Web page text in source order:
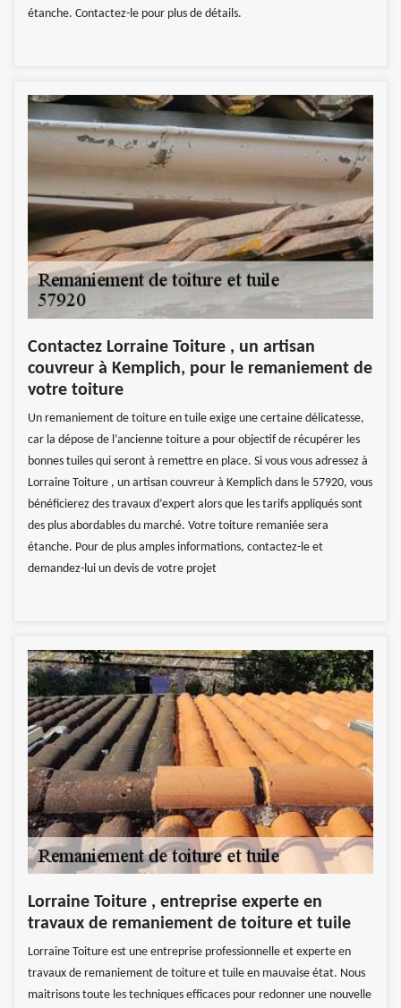
étanche. Contactez-le pour plus de détails.
Contactez Lorraine Toiture , un artisan
couvreur à Kemplich, pour le remaniement de
votre toiture
Un remaniement de toiture en tuile exige une certaine délicatesse,
car la dépose de l’ancienne toiture a pour objectif de récupérer les
bonnes tuiles qui seront à remettre en place. Si vous vous adressez à
Lorraine Toiture , un artisan couvreur à Kemplich dans le 57920, vous
bénéficierez des travaux d’expert alors que les tarifs appliqués sont
des plus abordables du marché. Votre toiture remaniée sera
étanche. Pour de plus amples informations, contactez-le et
demandez-lui un devis de votre projet
Lorraine Toiture , entreprise experte en
travaux de remaniement de toiture et tuile
Lorraine Toiture est une entreprise professionnelle et experte en
travaux de remaniement de toiture et tuile en mauvaise état. Nous
maitrisons toute les techniques efficaces pour redonner une nouvelle